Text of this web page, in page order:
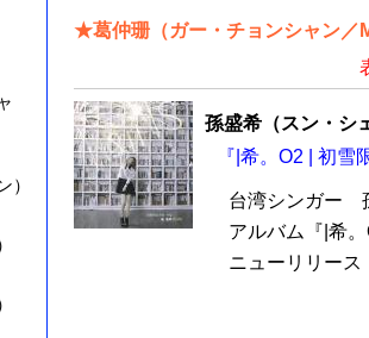
）
★葛仲珊（ガー・チョンシャン／
孫盛希（スン・シ
『|希。O2 | 初
台湾シンガー
アルバム『|希
ニューリリース